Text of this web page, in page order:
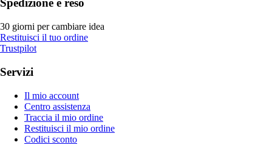
Spedizione e reso
30 giorni per cambiare idea
Restituisci il tuo ordine
Trustpilot
Servizi
Il mio account
Centro assistenza
Traccia il mio ordine
Restituisci il mio ordine
Codici sconto